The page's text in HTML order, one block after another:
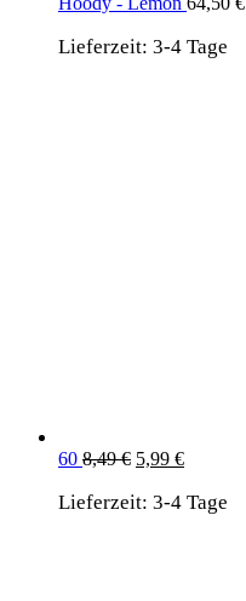
Lieferzeit: 3-4 Tage
60 8,49€ Ursprünglicher
war:
5,99 €Aktueller
ist:
Lieferzeit: 3-4 Tage